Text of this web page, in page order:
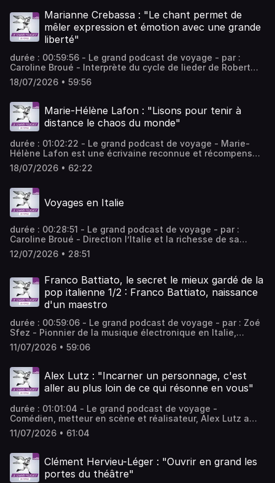
- équipe : Thomas Jost, Laura Dutech-Perez Vous aimez
ce podcast ? Pour écouter tous les épisodes sans limite,
rendez-vous sur Radio France
Marianne Crebassa : "Le chant permet de
mêler expression et émotion avec une grande
liberté"
durée : 00:59:56 - Le grand podcast de voyage - par :
Caroline Broué - Interprète du cycle de lieder de Robert
Schumann "L’Amour et la vie d’une femme" au festival
Radio France Occitanie Montpellier 2026, la mezzo
choix artistiques, les rôles qui l'ont marquée et la façon
dont elle aborde le travail de la voix. - équipe : Henri Le
Blanc, Peire Legras, Aurélie Marsset - invités : Marianne
écouter tous les épisodes sans limite, rendez-vous sur
Radio France
18/07/2026 • 59:56
Marie-Hélène Lafon : "Lisons pour tenir à
distance le chaos du monde"
durée : 01:02:22 - Le grand podcast de voyage - Marie-
Hélène Lafon est une écrivaine reconnue et récompensée
par plusieurs prix. Empreints d'une forte dimension
documentaire, ses textes s'enracinent dans sa région
déclinaisons du personnage de Gilles qu'elle décrit
comme un "écrasé de famille". - équipe : Christine
Bernard, Alexandra Malka, Corinne Amar Vous aimez ce
rendez-vous sur Radio France
18/07/2026 • 62:22
Voyages en Italie
durée : 00:28:51 - Le grand podcast de voyage - par :
Caroline Broué - Direction l’Italie et la richesse de sa
gastronomie avec deux invitées et deux livres singuliers :
Catherine Roig, auteure de La cuisine des lacs italiens
traduction de La cuisine des maisons de plaisir italiennes
(Éditions de l’épure) - équipe : Léa Warrin, Jean-
Christophe Francis Vous aimez ce podcast ? Pour écouter
tous les épisodes sans limite, rendez-vous sur Radio
France
12/07/2026 • 28:51
Franco Battiato, le secret le mieux gardé de la
pop italienne 1/2 : Franco Battiato, naissance
d'un maestro
durée : 00:59:06 - Le grand podcast de voyage - par : Zoé
Sfez - Pionnier de la musique électronique en Italie,
Franco Battiato a fait danser son pays sur des musiques
parlant de méditation transcendantale autant que de
chanteurs yéyé français. - équipe : Thomas Jost, Laura
Dutech-Perez Vous aimez ce podcast ? Pour écouter tous
les épisodes sans limite, rendez-vous sur Radio France
11/07/2026 • 59:06
Alex Lutz : "Incarner un personnage, c'est
aller au plus loin de ce qui résonne en vous"
durée : 01:01:04 - Le grand podcast de voyage -
Comédien, metteur en scène et réalisateur, Alex Lutz a
été récompensé aux Molières 2026. Pour cette 3ᵉ
masterclasse des étudiants, il évoque son cheminement
d'interpréter des personnages. "J'ai adoré le drame et
l'humour au théâtre", confie-t-il. - équipe : Christine
Bernard, Alexandra Malka, Corinne Amar Vous aimez ce
11/07/2026 • 61:04
Clément Hervieu-Léger : "Ouvrir en grand les
portes du théâtre"